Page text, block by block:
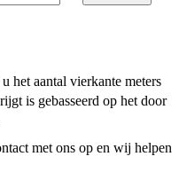
het aantal vierkante meters
is gebasseerd op het door
met ons op en wij helpen